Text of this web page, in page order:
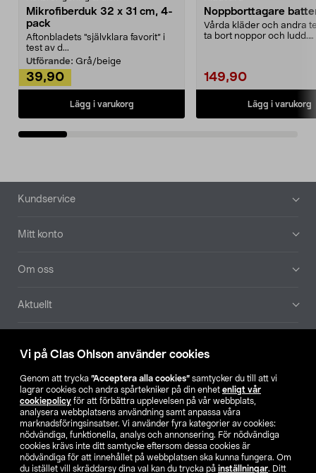
Vi på Clas Ohlson använder cookies
Genom att trycka ”Acceptera alla cookies” samtycker du till att vi
lagrar cookies och andra spårtekniker på din enhet enligt vår
cookiepolicy för att förbättra upplevelsen på vår webbplats,
analysera webbplatsens användning samt anpassa våra
marknadsföringsinsatser. Vi använder fyra kategorier av cookies:
nödvändiga, funktionella, analys och annonsering. För nödvändiga
cookies krävs inte ditt samtycke eftersom dessa cookies är
nödvändiga för att innehållet på webbplatsen ska kunna fungera. Om
du istället vill skräddarsy dina val kan du trycka på inställningar. Ditt
Mikrofiberduk 32 x 31 cm, 4-
pack
Aftonbladets "självklara favorit” i
test av d...
Utförande: Grå/beige
39,90
Lägg i varukorg
Noppborttagare
Vårda kläder och andra
ta bort noppor och ludd.
149,90
Lägg i varukorg
Sidfot
Kundservice
Mitt konto
Om oss
Aktuellt
Hitta butik
SE NO FI